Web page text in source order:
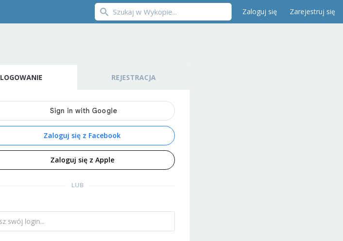
Zaloguj się Zarejestruj się
LOGOWANIE REJESTRACJA
Zaloguj się z Facebook
Zaloguj się z Apple
LUB